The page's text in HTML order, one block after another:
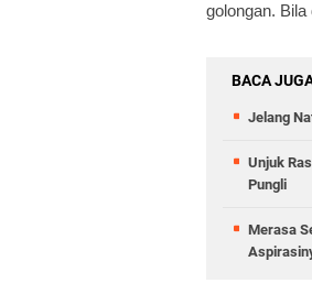
golongan.
BACA
Jelang
Unjuk
Pungli
Merasa